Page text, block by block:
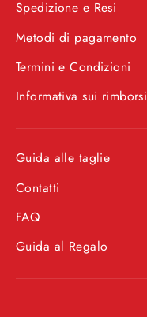
Spedizione e Resi
Metodi di pagamento
Termini e Condizioni
Informativa sui rimborsi
Guida alle taglie
Contatti
FAQ
Guida al Regalo